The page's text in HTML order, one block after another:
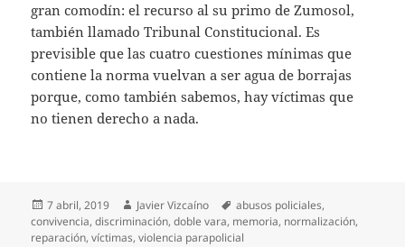
gran comodín: el recurso al su primo de Zumosol,
también llamado Tribunal Constitucional. Es
previsible que las cuatro cuestiones mínimas que
contiene la norma vuelvan a ser agua de borrajas
porque, como también sabemos, hay víctimas que
no tienen derecho a nada.
Publicado
el
7 abril, 2019 Autor
Javier Vizcaíno Etiquetas
abusos policiales,
convivencia,discriminación,doble vara, memoria, normalización,
reparación,víctimas,violencia parapolicial